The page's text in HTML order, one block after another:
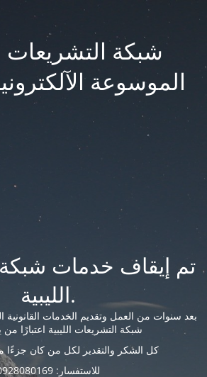
شبكة التشريعات
الموسوعة
تم إيقاف خدمات
الليبية.
بعد سنوات من العمل وتقديم الخدمات القانونية
شبكة التشريعات الليبية اعتبارًا من
كل الشكر والتقدير لكل من كان جزءًا
للاستفسار: 0928080169